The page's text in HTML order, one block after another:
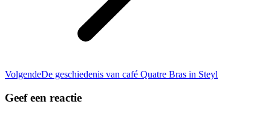
VolgendeVolgend
De geschiedenis van café Quatre Bras in Steyl
Geef een reactie